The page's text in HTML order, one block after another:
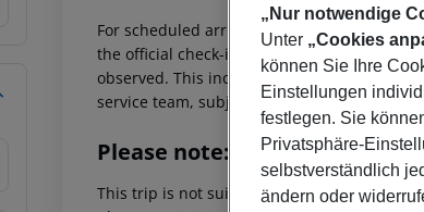
For scheduled arrivals in the destination
the official check-in time of the respective
observed. This includes return flights until
service team, subject to availability and for
Please note:
This trip is not suitable for passengers
„Nur notwendige
Unter „Cookies
können Sie Ihre
Einstellungen
festlegen. Sie
Privatsphäre-
selbstverständlich
ändern oder